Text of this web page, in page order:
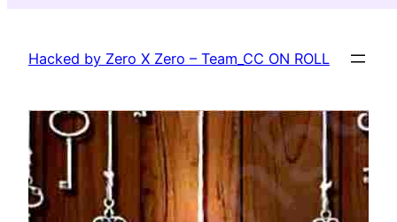
content
Hacked by Zero X Zero – Team_CC ON ROLL